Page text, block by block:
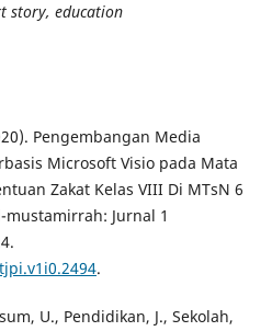
story, education
Pengembangan Media
Microsoft Visio pada Mata
Zakat Kelas VIII Di MTsN 6
Jurnal 1
.
U., Pendidikan, J., Sekolah,